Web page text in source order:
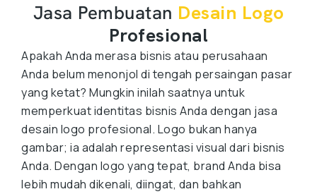
Jasa Pembuatan Desain Logo
Profesional
Apakah Anda merasa bisnis atau perusahaan
Anda belum menonjol di tengah persaingan pasar
yang ketat? Mungkin inilah saatnya untuk
memperkuat identitas bisnis Anda dengan jasa
desain logo profesional. Logo bukan hanya
gambar; ia adalah representasi visual dari bisnis
Anda. Dengan logo yang tepat, brand Anda bisa
lebih mudah dikenali, diingat, dan bahkan